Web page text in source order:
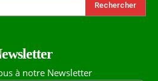
Rechercher
à notre Newsletter